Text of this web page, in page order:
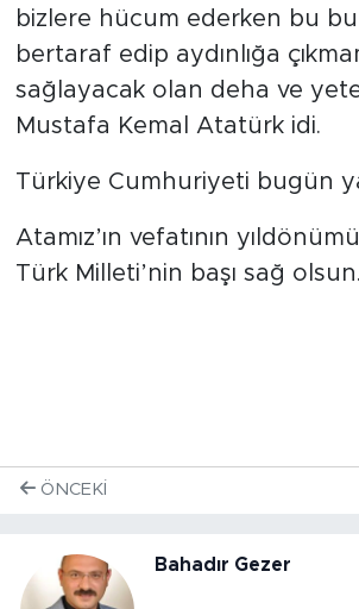
bizlere hücum ederken bu
bertaraf edip aydınlığa
sağlayacak olan deha ve
Mustafa Kemal Atatürk idi.
Türkiye Cumhuriyeti bugün
Atamız’ın vefatının
Türk Milleti’nin başı sağ olsun.
ÖNCEKI
Bahadır Gezer